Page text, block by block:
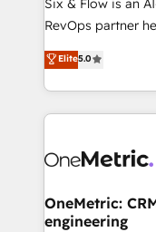
SaaS, Software
the United States,
America. From casual user to super fan: make
Six & Flow is an
RevOps partner
grow with clarity,
Operating across
Canada, we’ve
HubSpot
combine
and technology
growth. Our
Elite5.0
OneMetric:
engineering